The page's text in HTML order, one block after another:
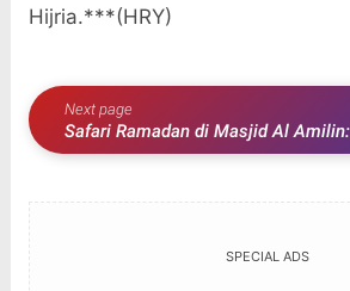
Hijria.***(HRY)
Next page
Safari Ramadan di Masjid Al
Bupati Rohul Serap Aspirasi dan
SPECIAL ADS